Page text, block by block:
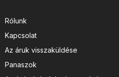
Rólunk
Kapcsolat
Az áruk visszaküldése
Panaszok